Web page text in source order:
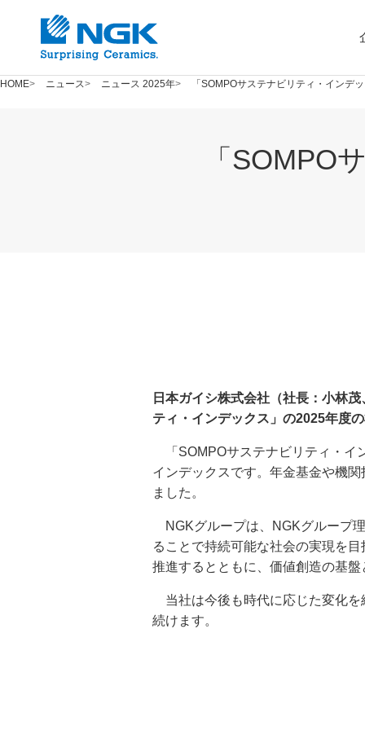
HOME ニュース ニュース 2025年 「SOMPOサステナビリティ・インデ
「SOMPO
日本ガイシ株式会社（社長：小林
ティ・インデックス」の2025年度
「SOMPOサステナビリティ・イ
インデックスです。年金基金や機
ました。
NGKグループは、NGKグループ
ることで持続可能な社会の実現を
推進するとともに、価値創造の基
当社は今後も時代に応じた変化を
続けます。